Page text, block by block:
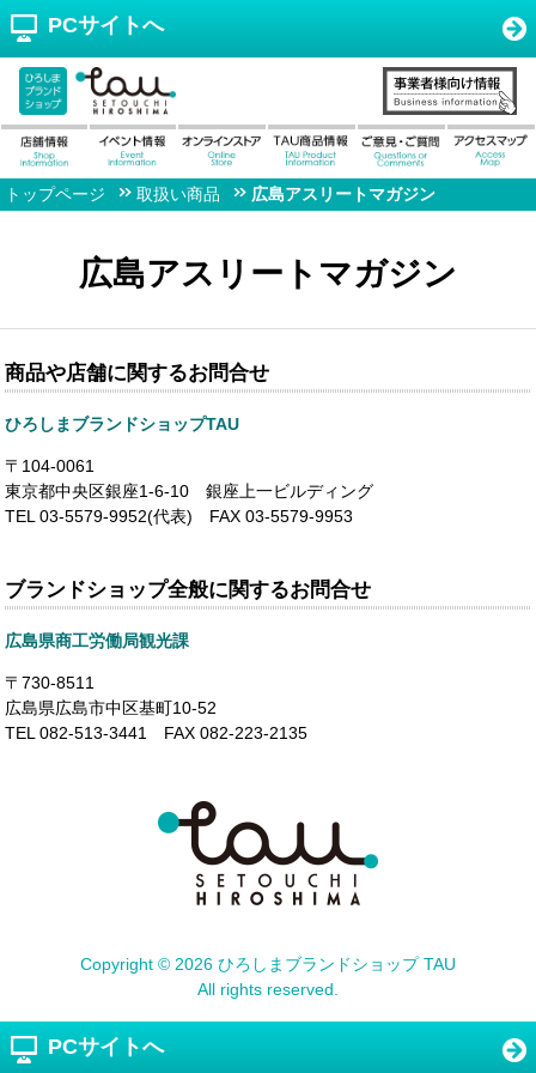
PCサイトへ
トップページ 取扱い商品 広島アスリートマガジン
広島アスリートマガジン
商品や店舗に関するお問合せ
ひろしまブランドショップTAU
〒104-0061
東京都中央区銀座1-6-10 銀座上一ビルディング
TEL 03-5579-9952(代表) FAX 03-5579-9953
ブランドショップ全般に関するお問合せ
広島県商工労働局観光課
〒730-8511
広島県広島市中区基町10-52
TEL 082-513-3441 FAX 082-223-2135
Copyright © 2026 ひろしまブランドショップ TAU
All rights reserved.
PCサイトへ